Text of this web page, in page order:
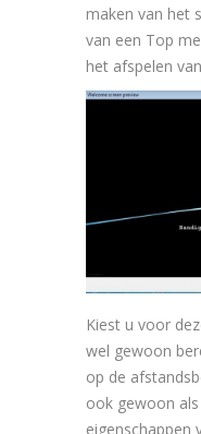
maken van het
van een Top
het afspelen
Kiest u voor
wel gewoon
op de
ook gewoon
eigenschappen